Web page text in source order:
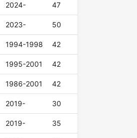
2024- 47
2023- 50
1994-1998 42
1995-2001 42
1986-2001 42
2019- 30
2019- 35